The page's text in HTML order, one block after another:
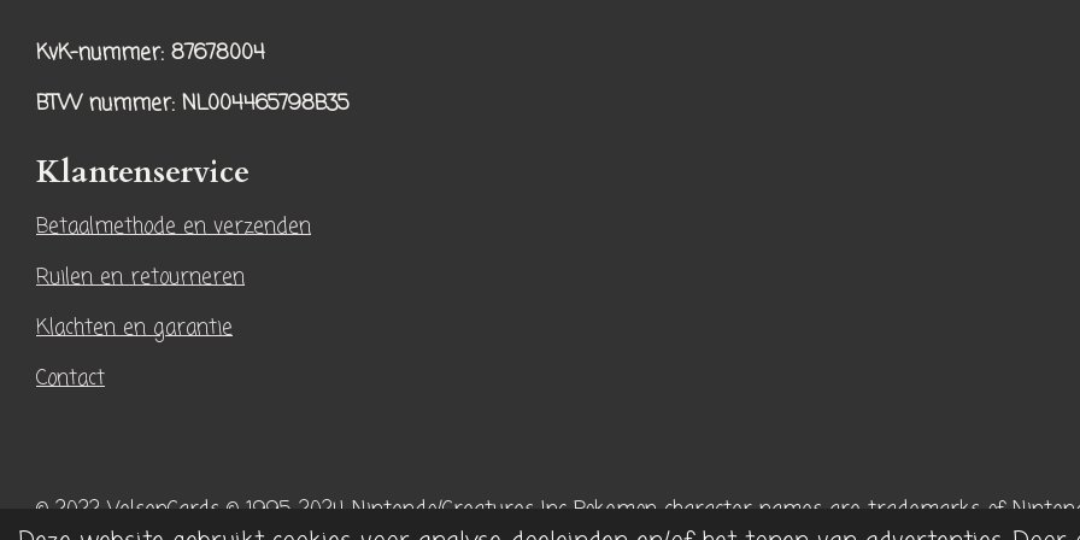
t
a
r
a
m
T
o
KvK-nummer: 87678004
BTW nummer: NL004465798B35
Klantenservice
Betaalmethode en verzenden
Ruilen en retourneren
Klachten en garantie
Contact
© 2022 VelsenCards © 1995-2024 Nintendo/Creatures Inc Pokemon character names are trademarks of